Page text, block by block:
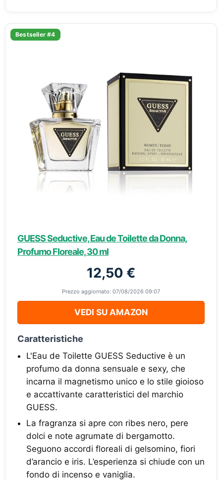
Bestseller #4
GUESS Seductive, Eau de Toilette da Donna,
Profumo Floreale, 30 ml
12,50 €
Prezzo aggiornato: 07/08/2026 09:07
VEDI SU AMAZON
Caratteristiche
L'Eau de Toilette GUESS Seductive è un
profumo da donna sensuale e sexy, che
incarna il magnetismo unico e lo stile gioioso
e accattivante caratteristici del marchio
GUESS.
La fragranza si apre con ribes nero, pere
dolci e note agrumate di bergamotto.
Seguono accordi floreali di gelsomino, fiori
d’arancio e iris. L’esperienza si chiude con un
fondo di incenso e vaniglia.